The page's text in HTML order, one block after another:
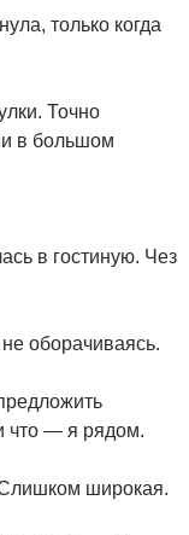
только когда
Точно
в большом
в гостиную. Чез
оборачиваясь.
что — я рядом.
Слишком широкая.